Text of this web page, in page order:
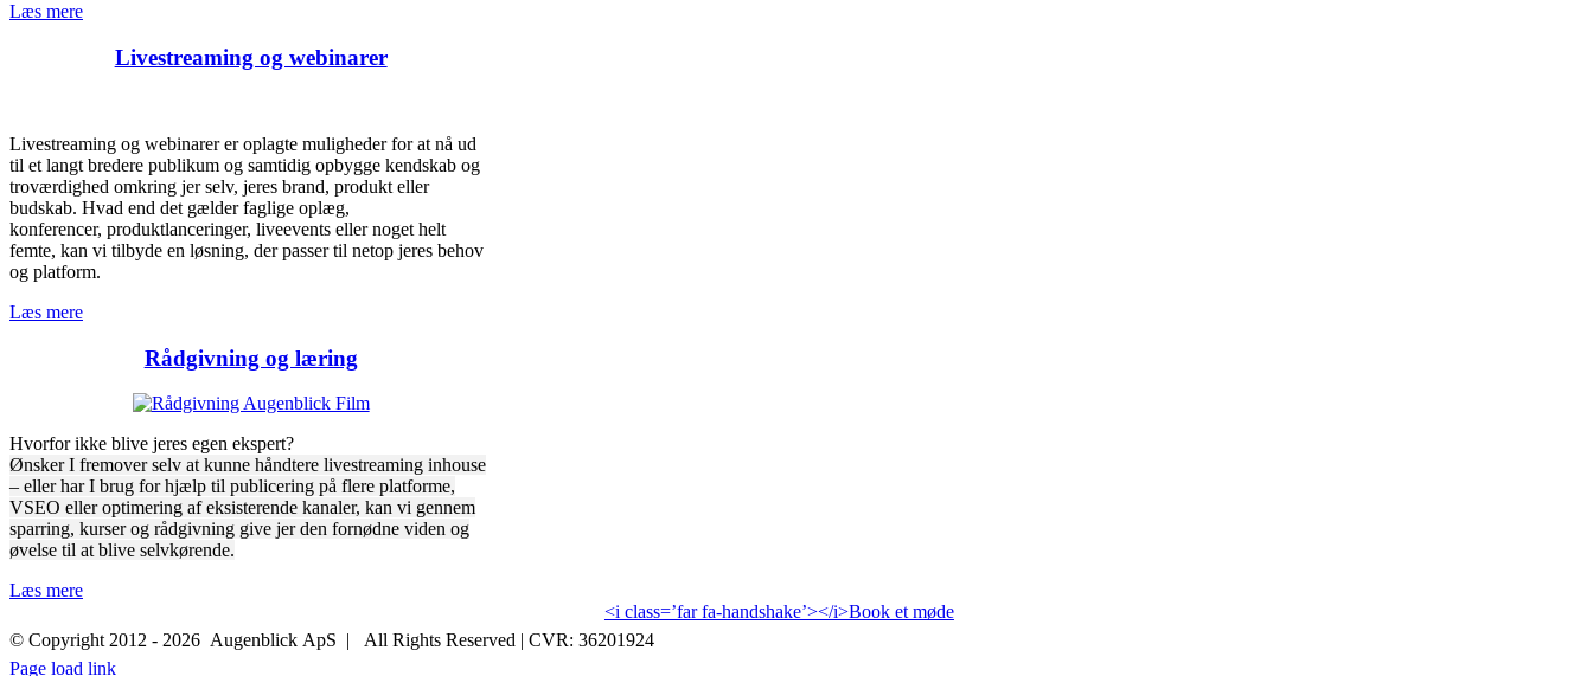
Læs mere
Livestreaming og webinarer
Livestreaming og webinarer er oplagte muligheder for at nå ud
til et langt bredere publikum og samtidig opbygge kendskab og
troværdighed omkring jer selv, jeres brand, produkt eller
budskab. Hvad end det gælder faglige oplæg,
konferencer, produktlanceringer, liveevents eller noget helt
femte, kan vi tilbyde en løsning, der passer til netop jeres behov
og platform.
Læs mere
Rådgivning og læring
Hvorfor ikke blive jeres egen ekspert?
Ønsker I fremover selv at kunne håndtere livestreaming inhouse
– eller har I brug for hjælp til publicering på flere platforme,
VSEO eller optimering af eksisterende kanaler, kan vi gennem
sparring, kurser og rådgivning give jer den fornødne viden og
øvelse til at blive selvkørende.
Læs mere
<i class=’far fa-handshake’></i>Book et møde
© Copyright 2012 - 2026 Augenblick ApS | All Rights Reserved | CVR: 36201924
Page load link